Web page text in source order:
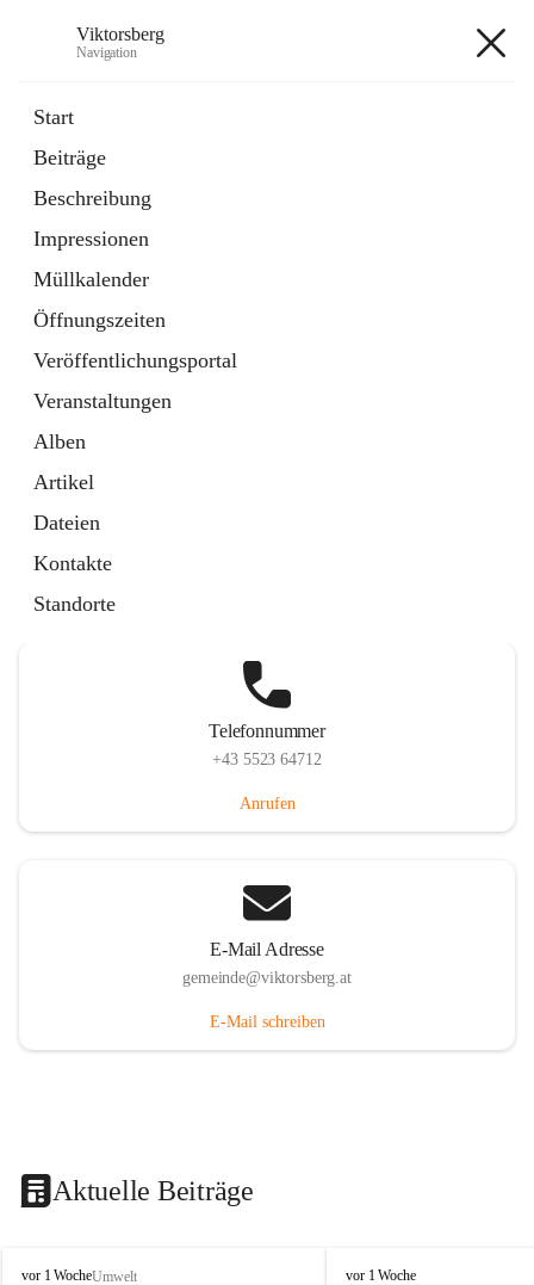
Viktorsberg
Navigation
Start
Beiträge
Beschreibung
Impressionen
Müllkalender
Öffnungszeiten
Veröffentlichungsportal
Veranstaltungen
Alben
Artikel
Dateien
Kontakte
Standorte
1 Schnellzugriff
Bürgerservice
10 Schnellzugriffe
Telefonnummer
+43 5523 64712
Anrufen
E-Mail Adresse
gemeinde@viktorsberg.at
E-Mail schreiben
Aktuelle Beiträge
V
vor 1 WocheUmwelt
V
vor 1 Woche